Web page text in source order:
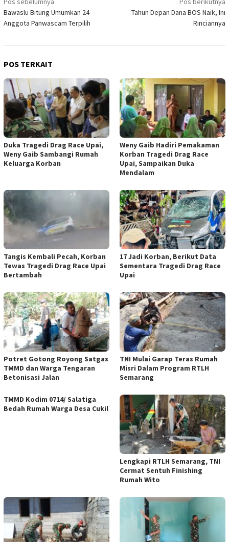
pos
Bawaslu Bitung Umumkan 24
Anggota Panwascam Terpilih
Tahun Depan Dana BOS Naik, Ini
Rinciannya
POS TERKAIT
Duka Tragedi Drag Race Upai,
Weny Gaib Sambangi Rumah
Keluarga Korban
Weny Gaib Hadiri Pemakaman
Korban Tragedi Drag Race
Upai, Sampaikan Duka
Mendalam
Tangis Kembali Pecah, Korban
Tewas Tragedi Drag Race Upai
Bertambah
17 Jadi Korban, Berikut Data
Sementara Tragedi Drag Race
Upai
Potret Gotong Royong Satgas
TMMD dan Warga Tengaran
Betonisasi Jalan
TNI Mulai Garap Teras Rumah
Misri Dalam Program RTLH
Semarang
TMMD Kodim 0714/ Salatiga
Bedah Rumah Warga Desa Cukil
Lengkapi RTLH Semarang, TNI
Cermat Sentuh Finishing
Rumah Wito